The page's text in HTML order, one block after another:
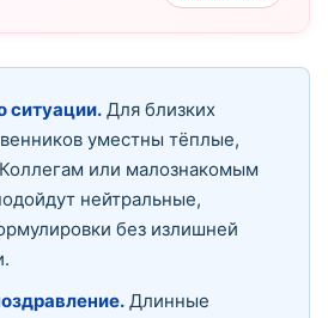
ситуации. Для близких
уместны тёплые,
или малознакомым
нейтральные,
без излишней
Длинные